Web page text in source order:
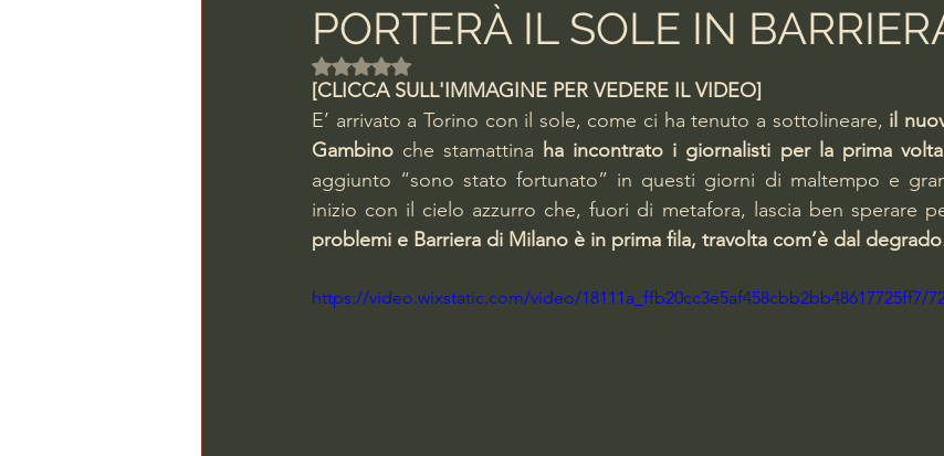
PORTERÀ IL SOLE IN
Valutazione NaN stelle su 5.
[CLICCA SULL'IMMAGINE PER VEDERE IL VIDEO]
E’ arrivato a Torino con il sole, come ci ha tenuto a sottolineare, il
Gambino che stamattina ha incontrato i giornalisti per la prima
aggiunto “sono stato fortunato” in questi giorni di maltempo e
inizio con il cielo azzurro che, fuori di metafora, lascia ben sperare
problemi e Barriera di Milano è in prima fila, travolta com’è dal degrado
https://video.wixstatic.com/video/18111a_ffb20cc3e5af458cbb2bb48617725ff7/